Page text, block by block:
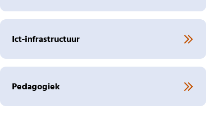
Ict-infrastructuur
Pedagogiek